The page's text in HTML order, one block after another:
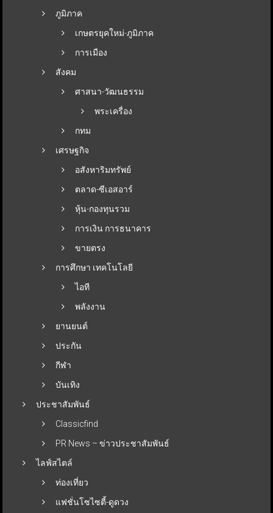
ภูมิภาค
เกษตรยุคใหม่-ภูมิภาค
การเมือง
สังคม
ศาสนา-วัฒนธรรม
พระเครื่อง
กทม
เศรษฐกิจ
อสังหาริมทรัพย์
ตลาด-ซีเอสอาร์
หุ้น-กองทุนรวม
การเงิน การธนาคาร
ขายตรง
การศึกษา เทคโนโลยี
ไอที
พลังงาน
ยานยนต์
ประกัน
กีฬา
บันเทิง
ประชาสัมพันธ์
Classicfind
PR News – ข่าวประชาสัมพันธ์
ไลฟ์สไตล์
ท่องเที่ยว
แฟชั่นโซไซตี้-ดูดวง